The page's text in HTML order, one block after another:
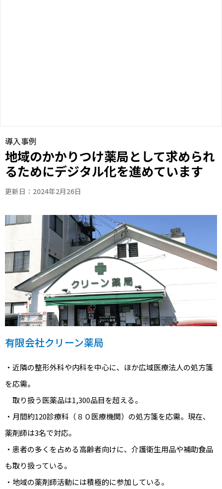
導入事例
地域のかかりつけ薬局として求められ
るためにデジタル化を進めています
更新日：2024年2月26日
有限会社クリーン薬局
・近隣の整形外科や内科を中心に、ほか広域医療法人の処方箋
を応需。
取り扱う医薬品は1,300品目を超える。
・月間約120診療科（８０医療機関）の処方箋を応需。現在、
薬剤師は3名で対応。
・患者の多くを占める高齢者向けに、介護衛生用品や補助食品
も取り扱っている。
・地域の薬剤師活動には積極的に参加している。